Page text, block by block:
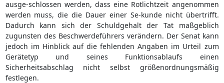
ausge-schlossen werden, dass eine Rotlichtzeit angenommen
werden muss, die die Dauer einer Se-kunde nicht übertrifft.
Dadurch kann sich der Schuldgehalt der Tat maßgeblich
zugunsten des Beschwerdeführers verändern. Der Senat kann
jedoch im Hinblick auf die fehlenden Angaben im Urteil zum
Gerätetyp und seines Funktionsablaufs einen
Sicherheitsabschlag nicht selbst größenordnungsmäßig
festlegen.